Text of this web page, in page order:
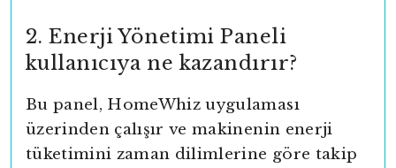
2. Enerji Yönetimi Paneli
kullanıcıya ne kazandırır?
Bu panel, HomeWhiz uygulaması
üzerinden çalışır ve makinenin enerji
tüketimini zaman dilimlerine göre takip